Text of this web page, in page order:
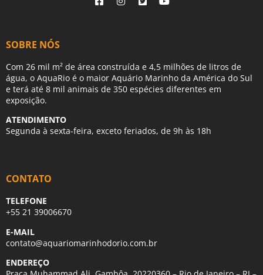
SOBRE NÓS
Com 26 mil m² de área construída e 4,5 milhões de litros de
água, o AquaRio é o maior Aquário Marinho da América do Sul
e terá até 8 mil animais de 350 espécies diferentes em
exposição.
ATENDIMENTO
Segunda à sexta-feira, exceto feriados, de 9h às 18h
CONTATO
TELEFONE
+55 21 39006670
E-MAIL
contato@aquariomarinhodorio.com.br
ENDEREÇO